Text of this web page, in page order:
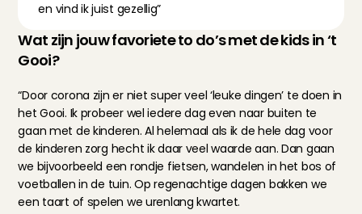
en vind ik juist gezellig”
Wat zijn jouw favoriete to do’s met de kids in ‘t
Gooi?
“Door corona zijn er niet super veel ‘leuke dingen’ te doen in
het Gooi. Ik probeer wel iedere dag even naar buiten te
gaan met de kinderen. Al helemaal als ik de hele dag voor
de kinderen zorg hecht ik daar veel waarde aan. Dan gaan
we bijvoorbeeld een rondje fietsen, wandelen in het bos of
voetballen in de tuin. Op regenachtige dagen bakken we
een taart of spelen we urenlang kwartet.